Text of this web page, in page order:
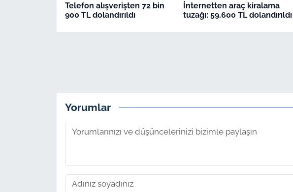
Telefon alışverişten 72 bin
900 TL dolandırıldı
İnternetten araç kiralama
tuzağı: 59.600 TL dolandırıldı
Yorumlar